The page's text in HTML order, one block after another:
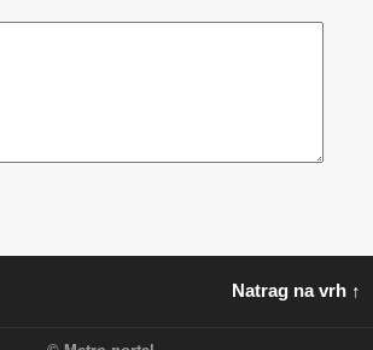
Natrag na vrh ↑